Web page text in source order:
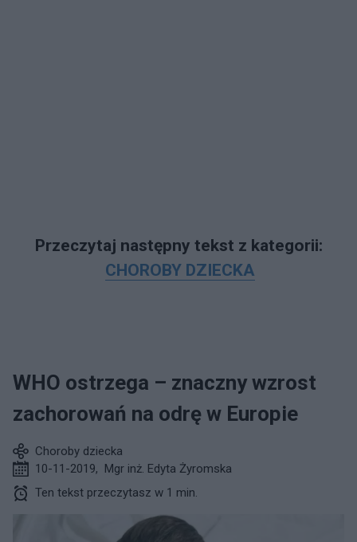
Przeczytaj następny tekst z kategorii:
CHOROBY DZIECKA
WHO ostrzega – znaczny wzrost
zachorowań na odrę w Europie
Choroby dziecka
10-11-2019, Mgr inż. Edyta Żyromska
Ten tekst przeczytasz w 1 min.